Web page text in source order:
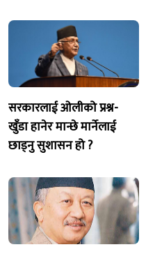
सरकारलाई ओलीको प्रश्न-
खुँडा हानेर मान्छे मार्नेलाई
छाड्नु सुशासन हो ?